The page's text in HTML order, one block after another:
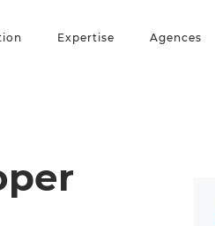
Expertise Agences